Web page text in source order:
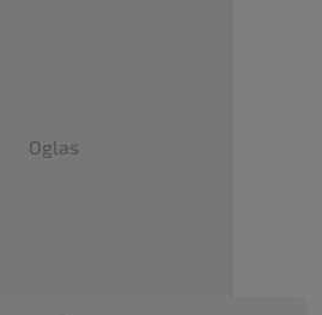
Oglas